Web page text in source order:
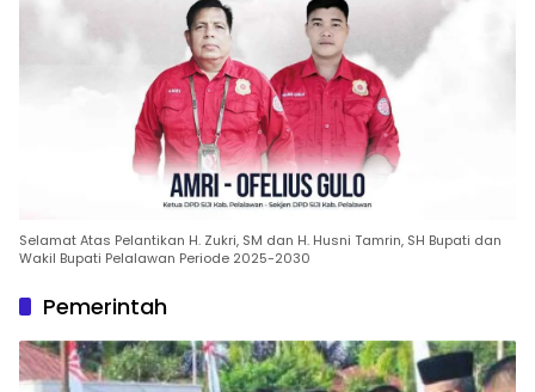
Selamat Atas Pelantikan H. Zukri, SM dan H. Husni Tamrin, SH Bupati dan
Wakil Bupati Pelalawan Periode 2025-2030
Pemerintah